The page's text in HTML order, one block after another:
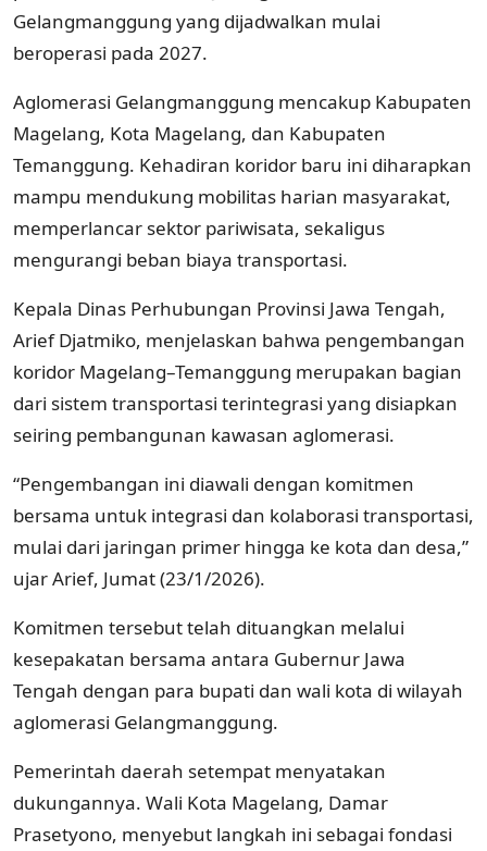
Gelangmanggung yang dijadwalkan mulai
beroperasi pada 2027.
Aglomerasi Gelangmanggung mencakup Kabupaten
Magelang, Kota Magelang, dan Kabupaten
Temanggung. Kehadiran koridor baru ini diharapkan
mampu mendukung mobilitas harian masyarakat,
memperlancar sektor pariwisata, sekaligus
mengurangi beban biaya transportasi.
Kepala Dinas Perhubungan Provinsi Jawa Tengah,
Arief Djatmiko, menjelaskan bahwa pengembangan
koridor Magelang–Temanggung merupakan bagian
dari sistem transportasi terintegrasi yang disiapkan
seiring pembangunan kawasan aglomerasi.
“Pengembangan ini diawali dengan komitmen
bersama untuk integrasi dan kolaborasi transportasi,
mulai dari jaringan primer hingga ke kota dan desa,”
ujar Arief, Jumat (23/1/2026).
Komitmen tersebut telah dituangkan melalui
kesepakatan bersama antara Gubernur Jawa
Tengah dengan para bupati dan wali kota di wilayah
aglomerasi Gelangmanggung.
Pemerintah daerah setempat menyatakan
dukungannya. Wali Kota Magelang, Damar
Prasetyono, menyebut langkah ini sebagai fondasi